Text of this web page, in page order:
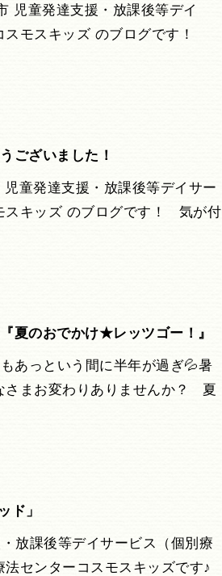
童発達支援・放課後等デイ
モスキッズ のブログです！
ございました！
童発達支援・放課後等デイサー
スキッズ のブログです！ 気が付
のおでかけ★レッツゴー！』
あっという間に半年が過ぎ💦暑
さまお変わりありませんか？ 夏
ド」
放課後等デイサービス（個別療
センターコスモスキッズです♪